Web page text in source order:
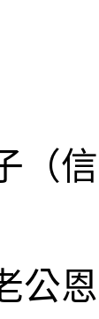
（信
公恩